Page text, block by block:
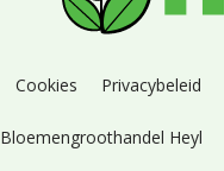
Cookies Privacybeleid
Bloemengroothandel Heyl